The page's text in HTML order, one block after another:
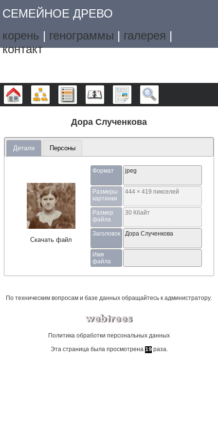
СЕМЕЙНОЕ ДРЕВО
корень | генограммы | галерея |
контакт
Дерево Графики Списки Календарь Отчёты
Дора Слученкова
Детали Персоны
Скачать файл
Формат jpeg
Размеры
картинки
444 × 419 пикселей
Размер
файла
30 Кбайт
Заголовок Дора Слученкова
Имя
файла
По техническим вопросам и базе данных обращайтесь к администратору.
Политика обработки персональных данных
Эта страница была просмотрена 19раза.